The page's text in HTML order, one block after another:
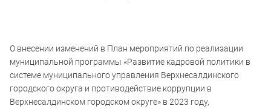
О внесении изменений в План мероприятий по реализации
муниципальной программы «Развитие кадровой политики в
системе муниципального управления Верхнесалдинского
городского округа и противодействие коррупции в
Верхнесалдинском городском округе» в 2023 году,